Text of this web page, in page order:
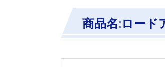
商品名:ロード